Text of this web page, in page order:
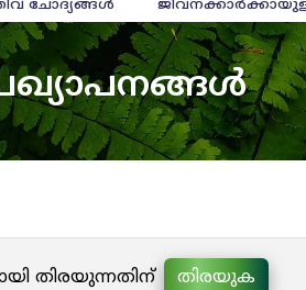
ചോദ്യങ്ങൾ
തിരയുന്നതിന് തിരയുക